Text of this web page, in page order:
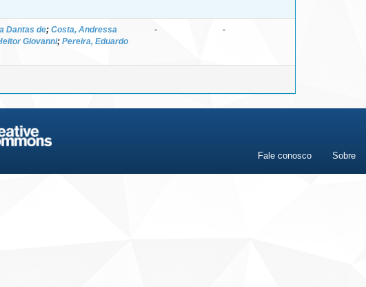
Dantas de; Costa, Andressa
Giovanni; Pereira, Eduardo
- -
Fale conosco Sobre